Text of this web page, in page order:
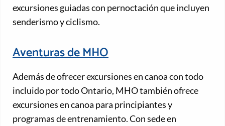
excursiones guiadas con pernoctación que incluyen
senderismo y ciclismo.
Aventuras de MHO
Además de ofrecer excursiones en canoa con todo
incluido por todo Ontario, MHO también ofrece
excursiones en canoa para principiantes y
programas de entrenamiento. Con sede en